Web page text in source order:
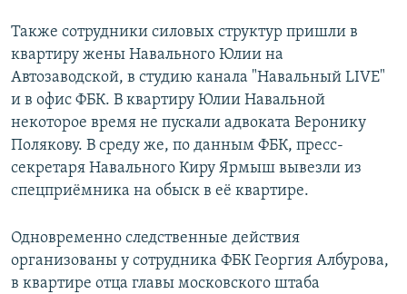
Также сотрудники силовых структур пришли в
квартиру жены Навального Юлии на
Автозаводской, в студию канала "Навальный LIVE"
и в офис ФБК. В квартиру Юлии Навальной
некоторое время не пускали адвоката Веронику
Полякову. В среду же, по данным ФБК, пресс-
секретаря Навального Киру Ярмыш вывезли из
спецприёмника на обыск в её квартире.
Одновременно следственные действия
организованы у сотрудника ФБК Георгия Албурова,
в квартире отца главы московского штаба